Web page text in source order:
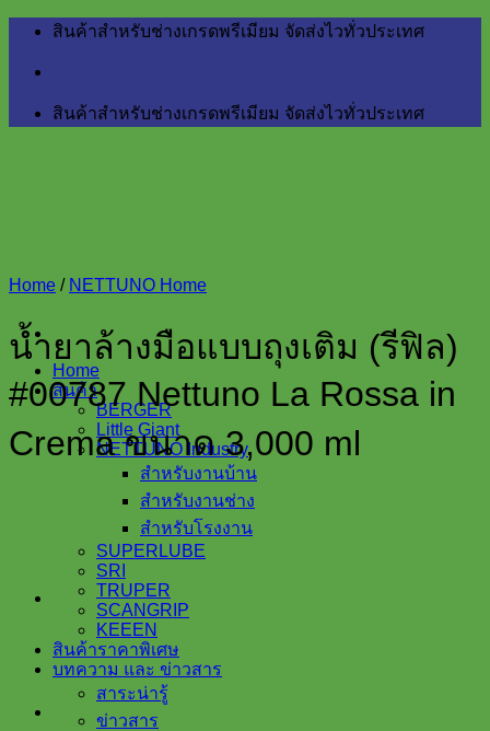
Skip
สินค้าสำหรับช่างเกรดพรีเมียม จัดส่งไวทั่วประเทศ
สินค้าสำหรับช่างเกรดพรีเมียม จัดส่งไวทั่วประเทศ
Home
สินค้า
BERGER
Little Giant
NETTUNO Industry
สำหรับงานบ้าน
สำหรับงานช่าง
สำหรับโรงงาน
SUPERLUBE
SRI
TRUPER
SCANGRIP
KEEEN
สินค้าราคาพิเศษ
บทความ และ ข่าวสาร
สาระน่ารู้
ข่าวสาร
Home / NETTUNO Home
น้ำยาล้างมือแบบถุงเติม (รีฟิล)
#00787 Nettuno La Rossa in
Crema ขนาด 3,000 ml